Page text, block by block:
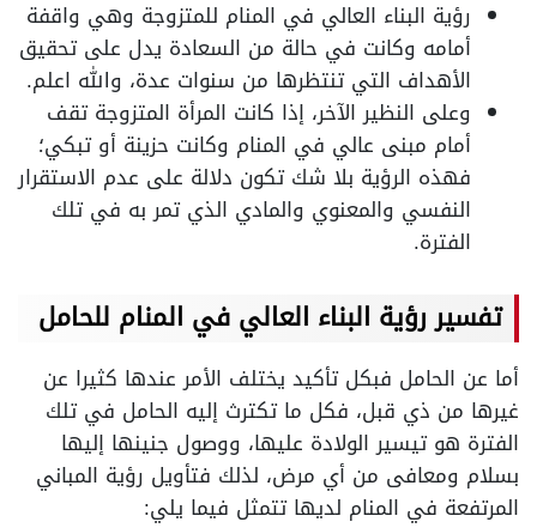
رؤية البناء العالي في المنام للمتزوجة وهي واقفة
أمامه وكانت في حالة من السعادة يدل على تحقيق
الأهداف التي تنتظرها من سنوات عدة، والله اعلم.
وعلى النظير الآخر، إذا كانت المرأة المتزوجة تقف
أمام مبنى عالي في المنام وكانت حزينة أو تبكي؛
فهذه الرؤية بلا شك تكون دلالة على عدم الاستقرار
النفسي والمعنوي والمادي الذي تمر به في تلك
الفترة.
تفسير رؤية البناء العالي في المنام للحامل
أما عن الحامل فبكل تأكيد يختلف الأمر عندها كثيرا عن
غيرها من ذي قبل، فكل ما تكترث إليه الحامل في تلك
الفترة هو تيسير الولادة عليها، ووصول جنينها إليها
بسلام ومعافى من أي مرض، لذلك فتأويل رؤية المباني
المرتفعة في المنام لديها تتمثل فيما يلي: